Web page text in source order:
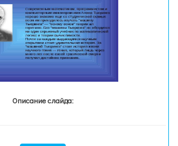
Описание слайда: